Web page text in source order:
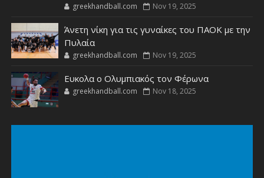
greekhandball.com Nov 19, 2025
Άνετη νίκη για τις γυναίκες του ΠΑΟΚ με την
Πυλαία
greekhandball.com Nov 19, 2025
Ευκολα ο Ολυμπιακός τον Φέρωνα
greekhandball.com Nov 18, 2025